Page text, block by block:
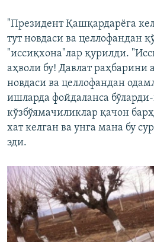
"Президент Қашқардарёга
тут новдаси ва целлофандан
"иссиқхона"лар қурилди.
аҳволи бу! Давлат раҳбарини
новдаси ва целлофандан
ишларда фойдаланса
кўзбўямачиликлар қачон
хат келган ва унга мана бу
эди.